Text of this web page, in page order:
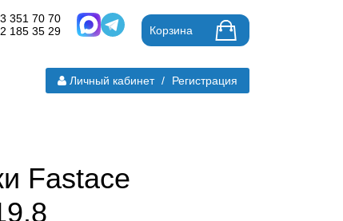
351 70 70
185 35 29
Корзина
Личный кабинет / Регистрация
Fastace